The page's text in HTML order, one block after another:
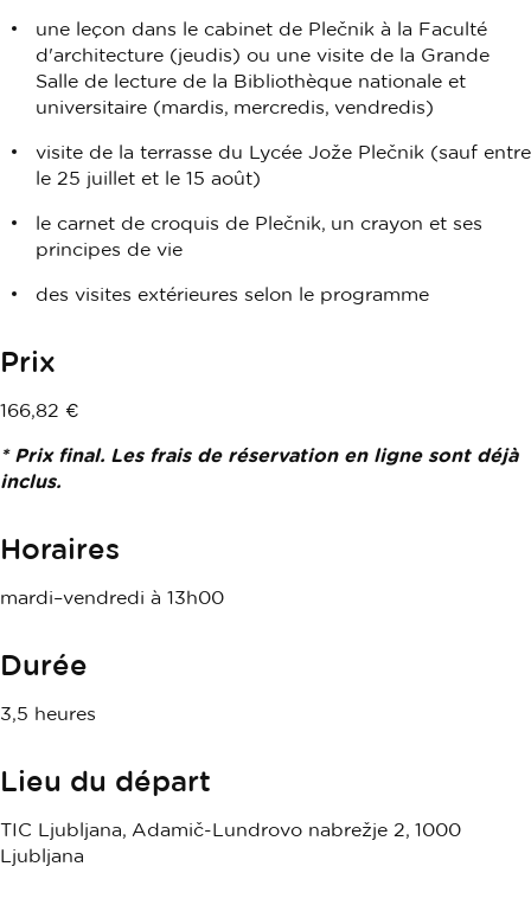
une leçon dans le cabinet de Plečnik à la Faculté
d'architecture (jeudis) ou une visite de la Grande
Salle de lecture de la Bibliothèque nationale et
universitaire (mardis, mercredis, vendredis)
visite de la terrasse du Lycée Jože Plečnik (sauf entre
le 25 juillet et le 15 août)
le carnet de croquis de Plečnik, un crayon et ses
principes de vie
des visites extérieures selon le programme
Prix
166,82 €
* Prix final. Les frais de réservation en ligne sont déjà
inclus.
Horaires
mardi–vendredi à 13h00
Durée
3,5 heures
Lieu du départ
TIC Ljubljana, Adamič-Lundrovo nabrežje 2, 1000
Ljubljana